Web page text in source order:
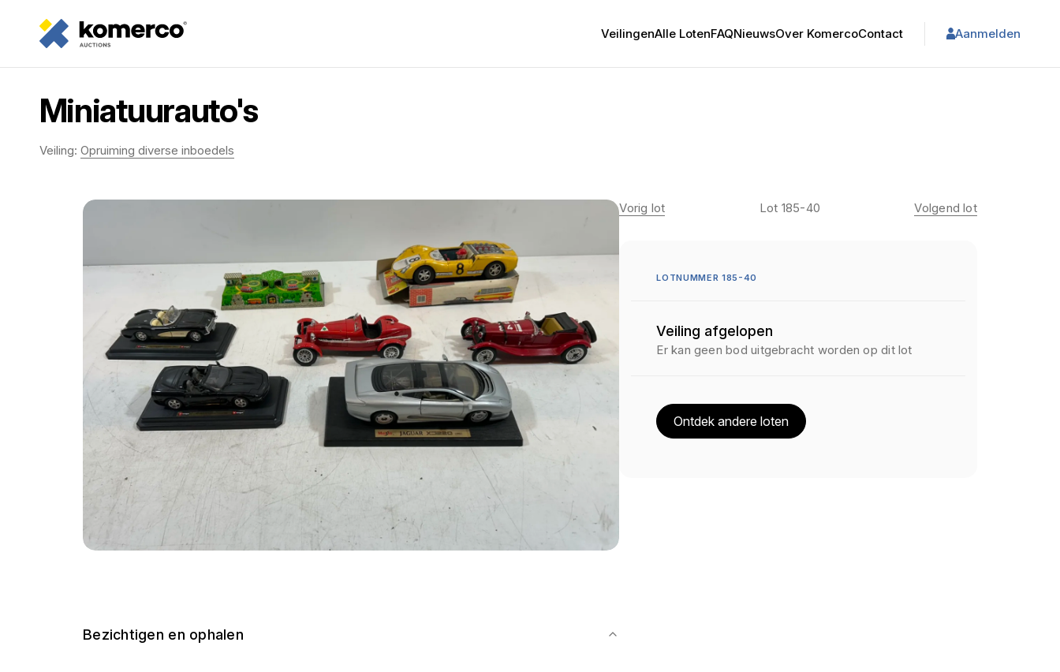
VeilingenAlle LotenFAQNieuwsOver KomercoContact Aanmelden
Miniatuurauto's
Veiling: Opruiming diverse inboedels
Bezichtigen en ophalen
Vorig lot Lot 185-40 Volgend lot
LOTNUMMER 185-40
Veiling afgelopen
Er kan geen bod uitgebracht worden op dit lot
Ontdek andere loten